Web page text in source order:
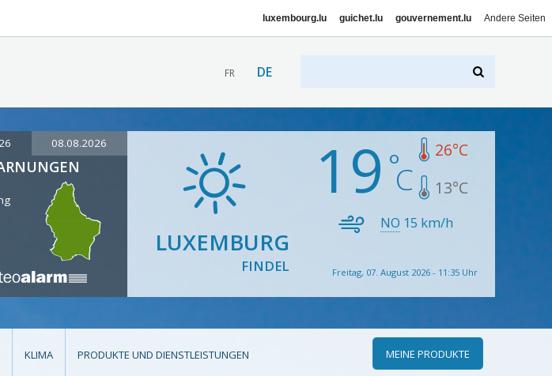
luxembourg.lu guichet.lu gouvernement.lu Andere Seiten
FR DE
08.08.2026
LUXEMBURG
FINDEL
19 26°C
13°C
NO 15 km/h
Freitag, 07. August 2026 - 11:35 Uhr
KLIMA PRODUKTE UND DIENSTLEISTUNGEN MEINE PRODUKTE